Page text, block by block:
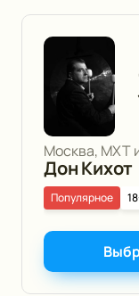
Москва, МХТ
Дон Кихот
Популярное